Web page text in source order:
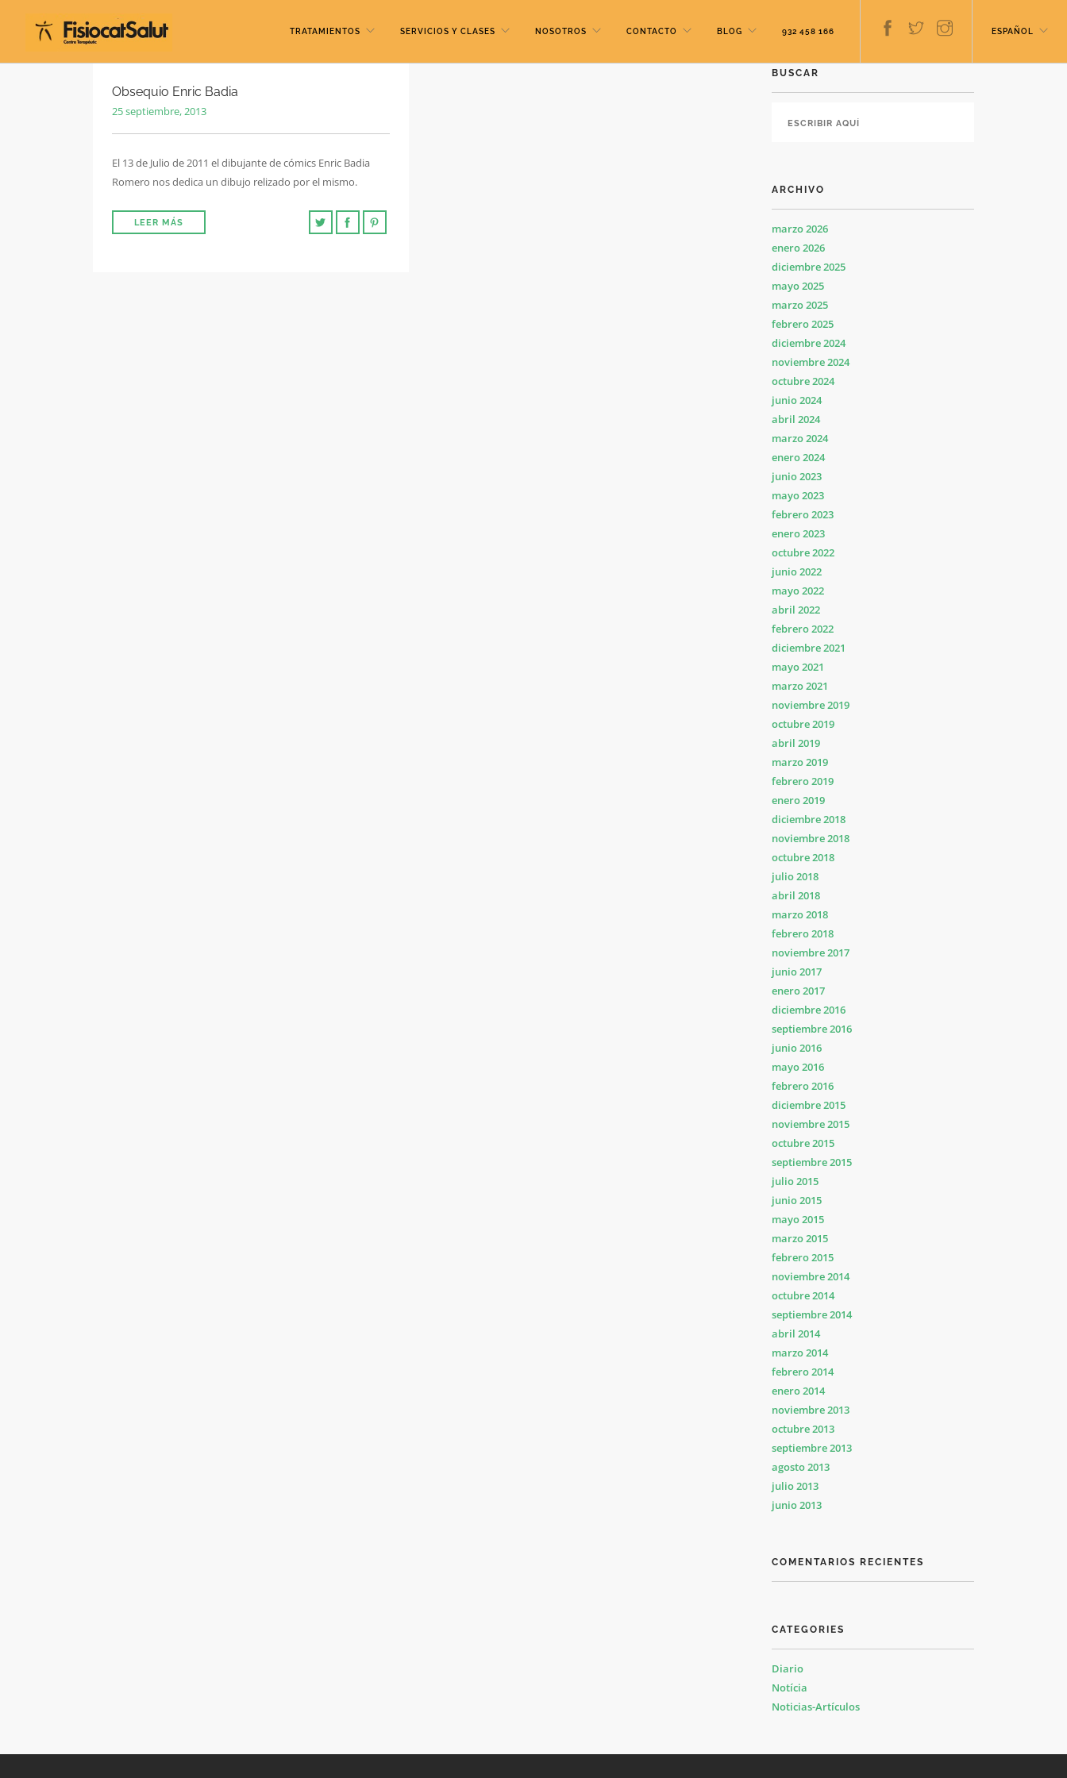
TRATAMIENTOS SERVICIOS Y CLASES NOSOTROS CONTACTO BLOG 932 458 166 ESPAÑOL
Obsequio Enric Badia
25 septiembre, 2013
El 13 de Julio de 2011 el dibujante de cómics Enric Badia
Romero nos dedica un dibujo relizado por el mismo.
LEER MÁS
BUSCAR
ARCHIVO
marzo 2026
enero 2026
diciembre 2025
mayo 2025
marzo 2025
febrero 2025
diciembre 2024
noviembre 2024
octubre 2024
junio 2024
abril 2024
marzo 2024
enero 2024
junio 2023
mayo 2023
febrero 2023
enero 2023
octubre 2022
junio 2022
mayo 2022
abril 2022
febrero 2022
diciembre 2021
mayo 2021
marzo 2021
noviembre 2019
octubre 2019
abril 2019
marzo 2019
febrero 2019
enero 2019
diciembre 2018
noviembre 2018
octubre 2018
julio 2018
abril 2018
marzo 2018
febrero 2018
noviembre 2017
junio 2017
enero 2017
diciembre 2016
septiembre 2016
junio 2016
mayo 2016
febrero 2016
diciembre 2015
noviembre 2015
octubre 2015
septiembre 2015
julio 2015
junio 2015
mayo 2015
marzo 2015
febrero 2015
noviembre 2014
octubre 2014
septiembre 2014
abril 2014
marzo 2014
febrero 2014
enero 2014
noviembre 2013
octubre 2013
septiembre 2013
agosto 2013
julio 2013
junio 2013
COMENTARIOS RECIENTES
CATEGORIES
Diario
Notícia
Noticias-Artículos